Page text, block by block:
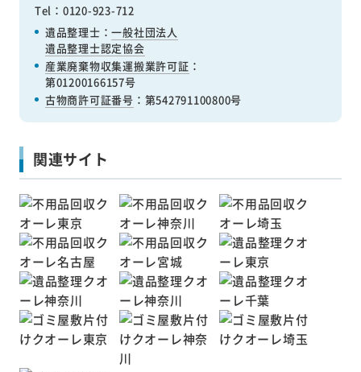
Tel：0120-923-712
遺品整理士：一般社団法人
遺品整理士認定協会
産業廃棄物収集運搬業許可証 ：
第01200166157号
古物商許可証番号 ：第542791100800号
関連サイト